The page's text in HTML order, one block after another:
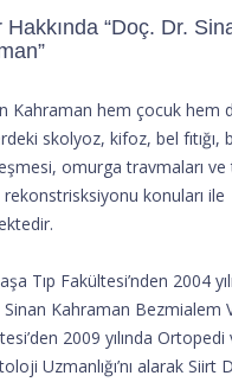
Hakkında “Doç. Dr.
Kahraman hem çocuk hem
skolyoz, kifoz, bel fıtığı,
omurga travmaları
konuları ile
Tıp Fakültesi’nden 2004
Kahraman Bezmialem
2009 yılında Ortopedi
Uzmanlığı’nı alarak Siirt